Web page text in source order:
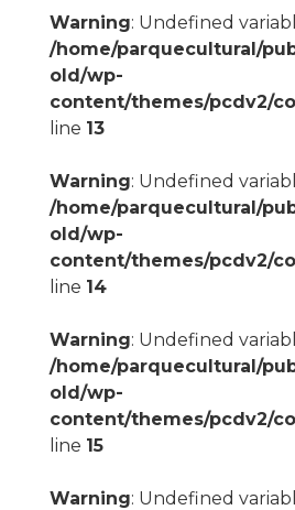
Warning: Undefined
/home/parquecultural/
old/wp-
content/themes/pcdv2/
line 13
Warning: Undefined
/home/parquecultural/
old/wp-
content/themes/pcdv2/
line 14
Warning: Undefined
/home/parquecultural/
old/wp-
content/themes/pcdv2/
line 15
Warning: Undefined